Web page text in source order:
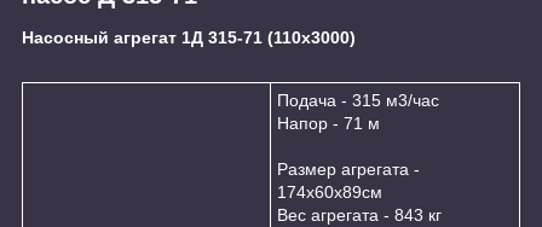
Насосный агрегат 1Д 315-71 (110х3000)
Подача - 315 м3/час
Напор - 71 м
Размер агрегата -
174х60х89см
Вес агрегата - 843 кг